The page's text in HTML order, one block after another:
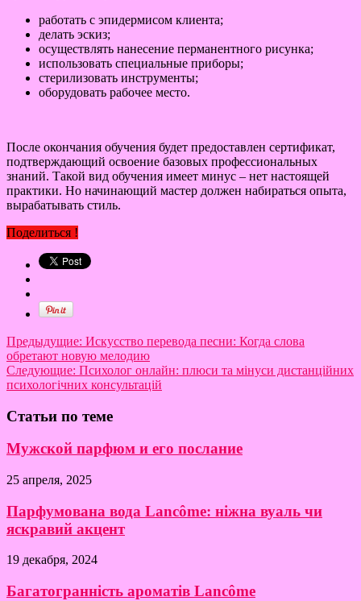
работать с эпидермисом клиента;
делать эскиз;
осуществлять нанесение перманентного рисунка;
использовать специальные приборы;
стерилизовать инструменты;
оборудовать рабочее место.
После окончания обучения будет предоставлен сертификат,
подтверждающий освоение базовых профессиональных
знаний. Такой вид обучения имеет минус – нет настоящей
практики. Но начинающий мастер должен набираться опыта,
вырабатывать стиль.
Поделиться !
Предыдущие: Искусство перевода песни: Когда слова
обретают новую мелодию
Следующие: Психолог онлайн: плюси та мінуси дистанційних
психологічних консультацій
Статьи по теме
Мужской парфюм и его послание
25 апреля, 2025
Парфумована вода Lancôme: ніжна вуаль чи
яскравий акцент
19 декабря, 2024
Багатогранність ароматів Lancôme